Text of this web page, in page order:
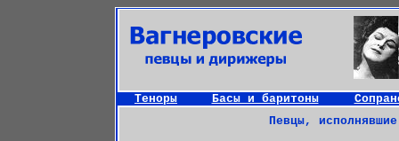
Теноры Басы и баритоны
Певцы,